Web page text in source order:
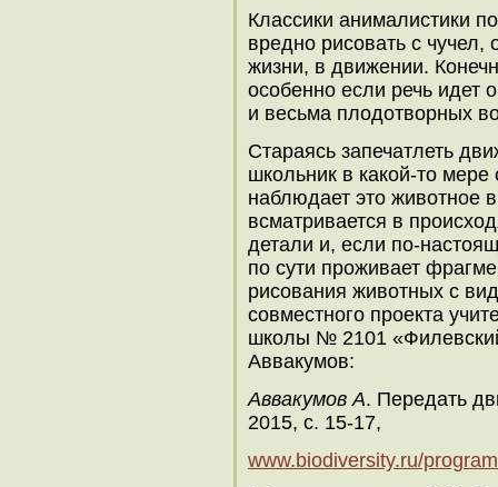
Классики анималистики
вредно рисовать с
жизни, в движении.
особенно если речь идет
и весьма плодотворных
Стараясь запечатлеть
школьник в какой-то
наблюдает это животное
всматривается в
детали и, если по-
по сути проживает
рисования животных с
совместного проекта
школы № 2101
Аввакумов:
Аввакумов А. Передать
2015, с. 15-17,
www.biodiversity.ru/